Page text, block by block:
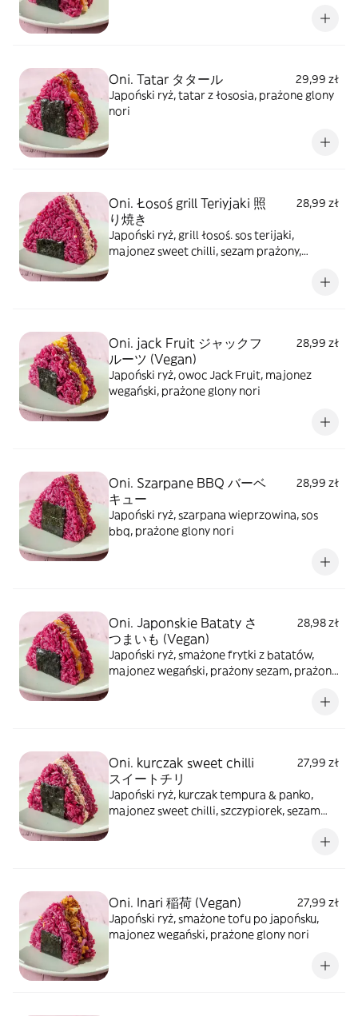
Oni. Tatar タタール
29,99 zł
Japoński ryż, tatar z łososia, prażone glony
nori
Oni. Łosoś grill Teriyjaki 照
り焼き
28,99 zł
Japoński ryż, grill łosoś. sos terijaki,
majonez sweet chilli, sezam prażony,
Oni. jack Fruit ジャックフ
ルーツ (Vegan)
28,99 zł
Japoński ryż, owoc Jack Fruit, majonez
wegański, prażone glony nori
Oni. Szarpane BBQ バーベ
キュー
28,99 zł
Japoński ryż, szarpana wieprzowina, sos
bbq, prażone glony nori
Oni. Japonskie Bataty さ
つまいも (Vegan)
28,98 zł
Japoński ryż, smażone frytki z batatów,
majonez wegański, prażony sezam, prażone
Oni. kurczak sweet chilli
スイートチリ
27,99 zł
Japoński ryż, kurczak tempura & panko,
majonez sweet chilli, szczypiorek, sezam
Oni. Inari 稲荷 (Vegan)
27,99 zł
Japoński ryż, smażone tofu po japońsku,
majonez wegański, prażone glony nori